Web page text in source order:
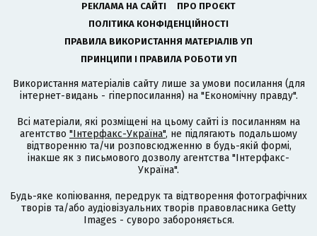
РЕКЛАМА НА САЙТІ
ПРО ПРОЄКТ
ПОЛІТИКА КОНФІДЕНЦІЙНОСТІ
ПРАВИЛА ВИКОРИСТАННЯ МАТЕРІАЛІВ УП
ПРИНЦИПИ І ПРАВИЛА РОБОТИ УП
Використання матеріалів сайту лише за умови посилання (для
інтернет-видань - гіперпосилання) на "Економічну правду".
Всі матеріали, які розміщені на цьому сайті із посиланням на
агентство "Інтерфакс-Україна", не підлягають подальшому
відтворенню та/чи розповсюдженню в будь-якій формі,
інакше як з письмового дозволу агентства "Інтерфакс-
Україна".
Будь-яке копіювання, передрук та відтворення фотографічних
творів та/або аудіовізуальних творів правовласника Getty
Images - суворо забороняється.